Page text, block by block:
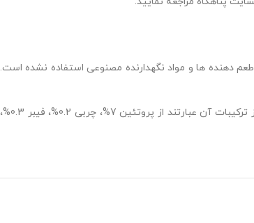
دهنده ها و مواد نگهدارنده مصنوعی استفاده نشده است.
پروتئین 7%، چربی 0.2%، فیبر 0.3%،